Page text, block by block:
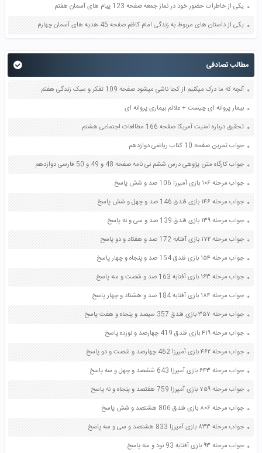
یکی از خاطرات حضور خود در نماز جمعه صفحه 123 پیام های آسمان هفتم
یکی از داستان های مربوط به زندگی امام کاظم صفحه 45 هدیه های آسمان چهارم
مطالب تصادفی
آنچه که ما درک میکنیم از کجا ناشی میشود صفحه 109 تفکر و سبک زندگی هفتم
بیمار پروانه ای چیست + علائم بیماری پروانه ای
تحقیق درباره امنیت آمریکا صفحه 166 مطالعات اجتماعی هشتم
جواب تمرین صفحه 10 کتاب ریاضی دوازدهم
جواب کارگاه متن پژوهی درس ششم نی نامه صفحه 48 و 49 و 50 فارسی دوازدهم
جواب مرحله ۱۰۶ بازی آمیرزا 106 صد و شش پاسخ
جواب مرحله ۱۴۶ بازی فندق 146 صد و چهل و شش پاسخ
جواب مرحله ۱۳۹ بازی فندق 139 صد و سی و نه پاسخ
جواب مرحله ۱۷۲ بازی آفتابه 172 صد و هفتاد و دو پاسخ
جواب مرحله ۱۵۴ بازی فندق 154 صد و پنجاه و چهار پاسخ
جواب مرحله ۱۶۳ بازی آفتابه 163 صد و شصت و سه پاسخ
جواب مرحله ۱۸۴ بازی آفتابه 184 صد و هشتاد و چهار پاسخ
جواب مرحله ۳۵۷ بازی فندق 357 سیصد و پنجاه و هفت پاسخ
جواب مرحله ۴۱۹ بازی فندق 419 چهارصد و نوزده پاسخ
جواب مرحله ۴۶۲ بازی آمیرزا 462 چهارصد و شصت و دو پاسخ
جواب مرحله ۶۴۳ بازی آمیرزا 643 ششصد و چهل و سه پاسخ
جواب مرحله ۷۵۹ بازی آمیرزا 759 هفتصد و پنجاه و نه پاسخ
جواب مرحله ۸۰۶ بازی فندق 806 هشتصد و شش پاسخ
جواب مرحله ۸۳۳ بازی آمیرزا 833 هشتصد و سی و سه پاسخ
جواب مرحله ۹۳ بازی آفتابه 93 نود و سه پاسخ